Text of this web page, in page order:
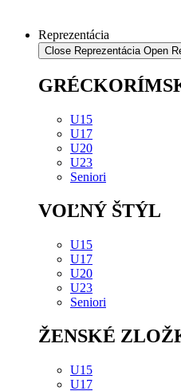
Reprezentácia
Close Reprezentácia Open
U15
U17
U20
U23
Seniori
VOĽNÝ ŠTÝL
U15
U17
U20
U23
Seniori
ŽENSKÉ
U15
U17